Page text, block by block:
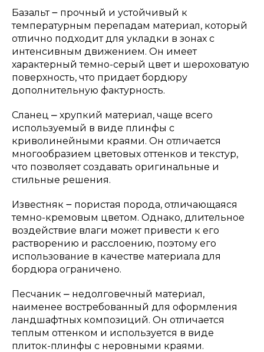
Базальт ౼ прочный и устойчивый к
температурным перепадам материал, который
отлично подходит для укладки в зонах с
интенсивным движением. Он имеет
характерный темно-серый цвет и шероховатую
поверхность, что придает бордюру
дополнительную фактурность.
Сланец ⎼ хрупкий материал, чаще всего
используемый в виде плинфы с
криволинейными краями. Он отличается
многообразием цветовых оттенков и текстур,
что позволяет создавать оригинальные и
стильные решения.
Известняк ౼ пористая порода, отличающаяся
темно-кремовым цветом. Однако, длительное
воздействие влаги может привести к его
растворению и расслоению, поэтому его
использование в качестве материала для
бордюра ограничено.
Песчаник ⎼ недолговечный материал,
наименее востребованный для оформления
ландшафтных композиций. Он отличается
теплым оттенком и используется в виде
плиток-плинфы с неровными краями.